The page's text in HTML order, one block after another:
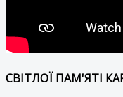
СВІТЛОЇ ПАМ'ЯТІ